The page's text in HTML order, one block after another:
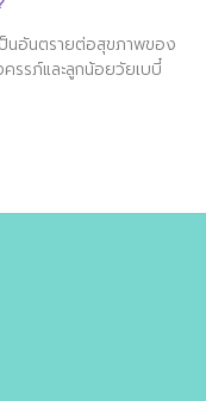
ป็นอันตรายต่อสุขภาพของ
รรภ์และลูกน้อยวัยเบบี๋